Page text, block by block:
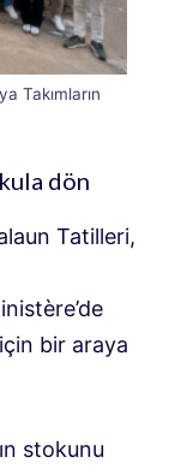
Takımların
dön
Tatilleri,
bir araya
stokunu